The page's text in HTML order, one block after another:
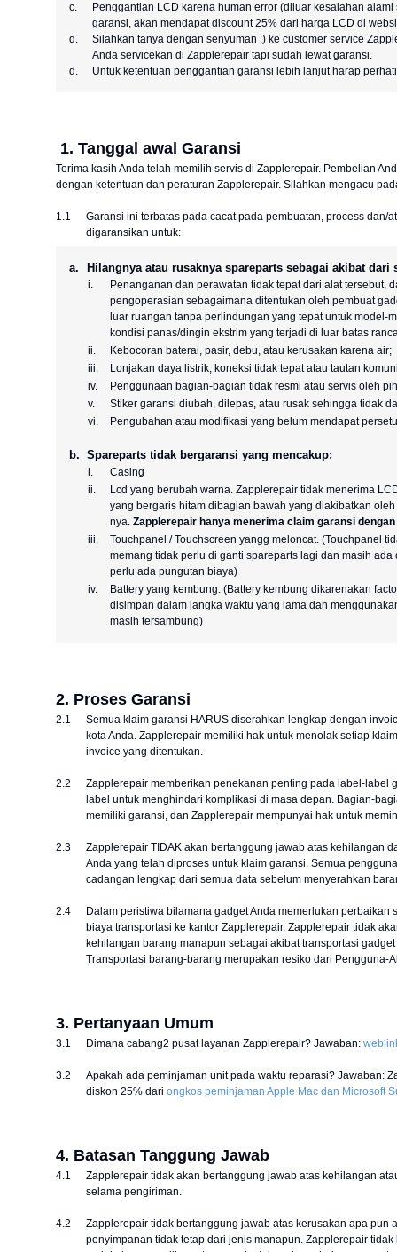
c.
Penggantian LCD karena human error (diluar kesalahan
garansi, akan mendapat discount 25% dari harga LCD di
d.
Silahkan tanya dengan senyuman :) ke customer service
Anda servicekan di Zapplerepair tapi sudah lewat garansi.
d.
Untuk ketentuan penggantian garansi lebih lanjut harap
1. Tanggal awal Garansi
Terima kasih Anda telah memilih servis di Zapplerepair. Pembelian
dengan ketentuan dan peraturan Zapplerepair. Silahkan mengacu
1.1
Garansi ini terbatas pada cacat pada pembuatan, process dan/
digaransikan untuk:
a. Hilangnya atau rusaknya spareparts sebagai akibat
i.
Penanganan dan perawatan tidak tepat dari alat tersebut,
pengoperasian sebagaimana ditentukan oleh pembuat
luar ruangan tanpa perlindungan yang tepat untuk model-
kondisi panas/dingin ekstrim yang terjadi di luar batas
ii.
Kebocoran baterai, pasir, debu, atau kerusakan karena air;
iii.
Lonjakan daya listrik, koneksi tidak tepat atau tautan
iv.
Penggunaan bagian-bagian tidak resmi atau servis oleh
v.
Stiker garansi diubah, dilepas, atau rusak sehingga tidak
vi.
Pengubahan atau modifikasi yang belum mendapat
b. Spareparts tidak bergaransi yang mencakup:
i.
Casing
ii.
Lcd yang berubah warna. Zapplerepair tidak menerima
yang bergaris hitam dibagian bawah yang diakibatkan
nya. Zapplerepair hanya menerima claim garansi
iii.
Touchpanel / Touchscreen yangg meloncat. (Touchpanel
memang tidak perlu di ganti spareparts lagi dan masih
perlu ada pungutan biaya)
iv.
Battery yang kembung. (Battery kembung dikarenakan
disimpan dalam jangka waktu yang lama dan
masih tersambung)
2. Proses Garansi
2.1
Semua klaim garansi HARUS diserahkan lengkap dengan
kota Anda. Zapplerepair memiliki hak untuk menolak setiap
invoice yang ditentukan.
2.2
Zapplerepair memberikan penekanan penting pada label-label
label untuk menghindari komplikasi di masa depan. Bagian-
memiliki garansi, dan Zapplerepair mempunyai hak untuk
2.3
Zapplerepair TIDAK akan bertanggung jawab atas kehilangan
Anda yang telah diproses untuk klaim garansi. Semua
cadangan lengkap dari semua data sebelum menyerahkan
2.4
Dalam peristiwa bilamana gadget Anda memerlukan
biaya transportasi ke kantor Zapplerepair. Zapplerepair tidak
kehilangan barang manapun sebagai akibat transportasi
Transportasi barang-barang merupakan resiko dari Pengguna-
3. Pertanyaan Umum
3.1 Dimana cabang2 pusat layanan Zapplerepair? Jawaban:
3.2
Apakah ada peminjaman unit pada waktu reparasi? Jawaban:
diskon 25% dari ongkos peminjaman Apple Mac dan Microsoft
4. Batasan Tanggung Jawab
4.1
Zapplerepair tidak akan bertanggung jawab atas kehilangan
selama pengiriman.
4.2
Zapplerepair tidak bertanggung jawab atas kerusakan apa pun
penyimpanan tidak tetap dari jenis manapun. Zapplerepair